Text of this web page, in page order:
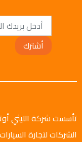
أشترك
الشركات لتجارة